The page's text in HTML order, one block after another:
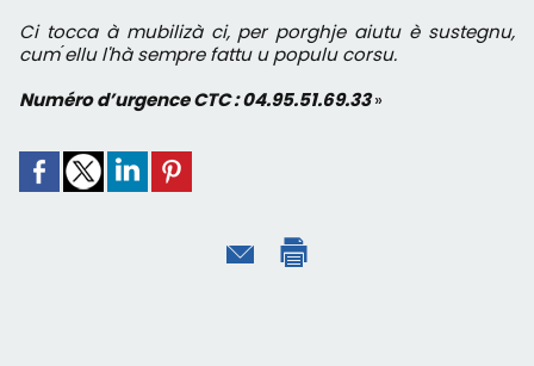
Ci tocca à mubilizà ci, per porghje aiutu è sustegnu,
cum ́ellu l'hà sempre fattu u populu corsu.
Numéro d’urgence CTC : 04.95.51.69.33»